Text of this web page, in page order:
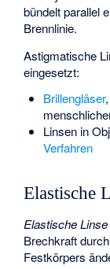
bündelt parallel
Brennlinie.
Astigmatische
eingesetzt:
Brillengläser
Linsen in
Verfahren
Elastische
Elastische Linse
Brechkraft
Festkörpers